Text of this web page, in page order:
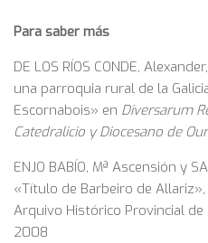
Para saber más
DE LOS RÍOS CONDE,
una parroquia rural de la
Escornabois» en Diversarum
Catedralicio y Diocesano de
ENJO BABÍO, Mª Ascensión y
«Título de Barbeiro de
Arquivo Histórico Provincial de
2008